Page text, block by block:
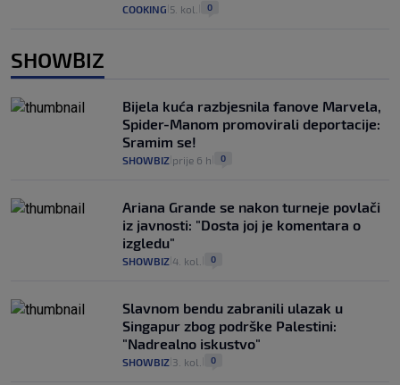
COOKING 5. kol. 0
SHOWBIZ
Bijela kuća razbjesnila fanove Marvela,
Spider-Manom promovirali deportacije:
Sramim se!
SHOWBIZ prije 6 h 0
Ariana Grande se nakon turneje povlači
iz javnosti: "Dosta joj je komentara o
izgledu"
SHOWBIZ 4. kol. 0
Slavnom bendu zabranili ulazak u
Singapur zbog podrške Palestini:
"Nadrealno iskustvo"
SHOWBIZ 3. kol. 0